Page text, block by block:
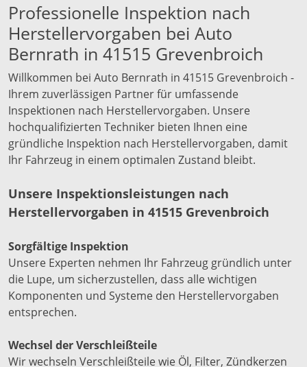
Professionelle Inspektion nach
Herstellervorgaben bei Auto
Bernrath in 41515 Grevenbroich
Willkommen bei Auto Bernrath in 41515 Grevenbroich -
Ihrem zuverlässigen Partner für umfassende
Inspektionen nach Herstellervorgaben. Unsere
hochqualifizierten Techniker bieten Ihnen eine
gründliche Inspektion nach Herstellervorgaben, damit
Ihr Fahrzeug in einem optimalen Zustand bleibt.
Unsere Inspektionsleistungen nach
Herstellervorgaben in 41515 Grevenbroich
Sorgfältige Inspektion
Unsere Experten nehmen Ihr Fahrzeug gründlich unter
die Lupe, um sicherzustellen, dass alle wichtigen
Komponenten und Systeme den Herstellervorgaben
entsprechen.
Wechsel der Verschleißteile
Wir wechseln Verschleißteile wie Öl, Filter, Zündkerzen